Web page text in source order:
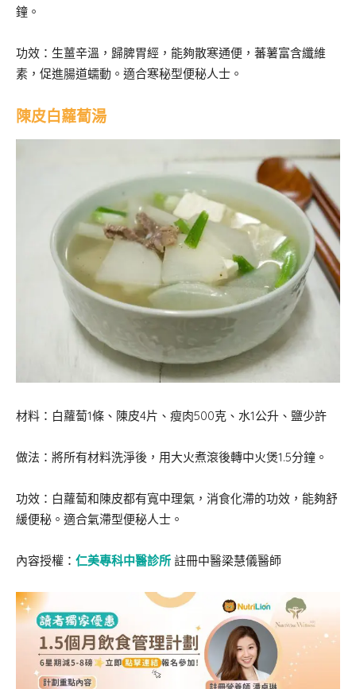
鐘。
功效：生薑辛溫，歸脾胃經，能夠散寒通便，蕃薯富含纖維
素，促進腸道蠕動。適合寒秘型便秘人士。
陳皮白蘿蔔湯
材料：白蘿蔔1條、陳皮4片、瘦肉500克、水1公升、鹽少許
做法：將所有材料洗淨後，用大火煮滾後轉中火煲1.5分鐘。
功效：白蘿蔔和陳皮都有寬中理氣，消食化滯的功效，能夠舒
緩便秘。適合氣滯型便秘人士。
內容授權： 仁美專科中醫診所 註冊中醫梁慧儀醫師